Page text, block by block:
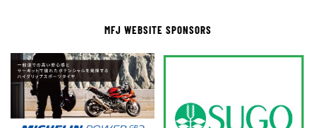
MFJ WEBSITE SPONSORS